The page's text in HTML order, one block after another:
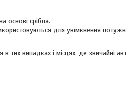
основі срібла.
для увімкнення
в тих випадках і місцях, де звичайні